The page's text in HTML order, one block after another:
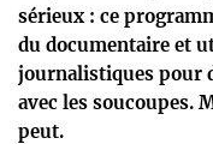
sérieux : ce
du documentaire et
journalistiques pour
avec les soucoupes.
peut.